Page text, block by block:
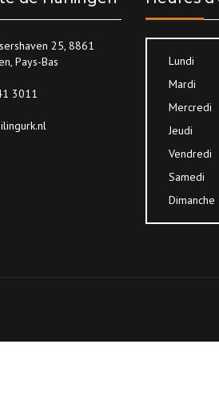
25, 8861
Pays-Bas
3011
Lundi
Mardi
Mercredi
Jeudi
Vendredi
Samedi
Dimanche